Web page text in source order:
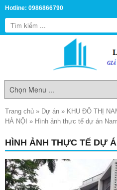
Hotline: 0986866790
Trang chủ » Dự án » KHU ĐÔ THỊ
HÀ NỘI » Hình ảnh thực tế dự án
HÌNH ẢNH THỰC TẾ DỰ